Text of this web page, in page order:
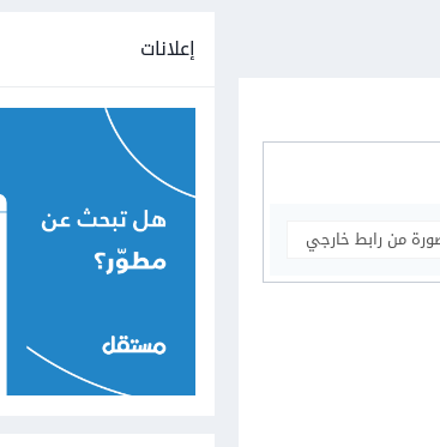
من رابط خارجي
إعلانات